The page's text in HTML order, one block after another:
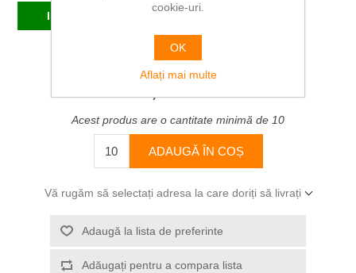
In stoc
SKU: FC120501
4,96 RON
Acest produs are o cantitate minimă de 10
ADAUGĂ ÎN COȘ
Vă rugăm să selectați adresa la care doriți să livrați
Adaugă la lista de preferinte
Adăugați pentru a compara lista
cookie-uri.
OK
Aflați mai multe